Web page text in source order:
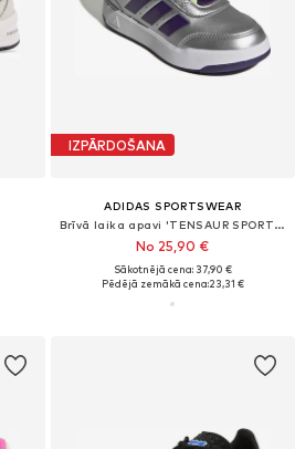
IZPĀRDOŠANA
ADIDAS SPORTSWEAR
Brīvā laika apavi 'TENSAUR SPORT 3.0'
No 25,90 €
Sākotnējā cena: 37,90 €
Pēdējā zemākā cena:23,31 €